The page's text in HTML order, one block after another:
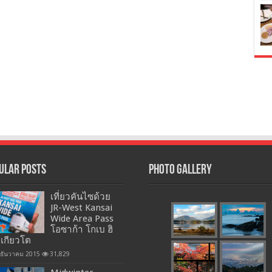
Posts
เที่ยวคันไซด้วย
JR-West Kansai
Wide Area Pass
โอซาก้า โกเบ ฮิ
กียวโต
นวาคม 2015 31,829
Photo Gallery